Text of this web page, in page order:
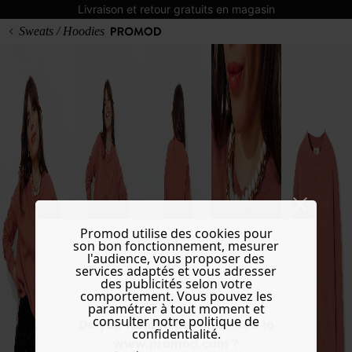
Livraison et retour gratuits en magasin
Do you want to be redirected to
www.promod.com ?
Sweats / Hoodies
Promod utilise des cookies pour
son bon fonctionnement, mesurer
l'audience, vous proposer des
services adaptés et vous adresser
des publicités selon votre
comportement. Vous pouvez les
paramétrer à tout moment et
consulter notre politique de
confidentialité.